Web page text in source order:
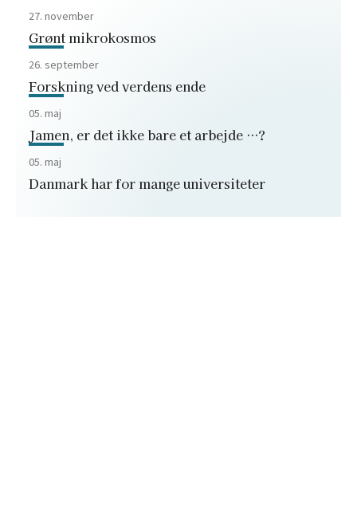
27. november
Grønt mikrokosmos
26. september
Forskning ved verdens ende
05. maj
Jamen, er det ikke bare et arbejde …?
05. maj
Danmark har for mange universiteter